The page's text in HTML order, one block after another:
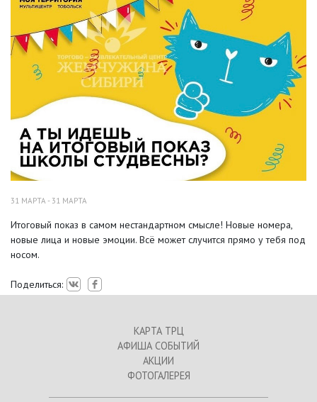
31 МАРТА - 31 МАРТА
Итоговый показ в самом нестандартном смысле! Новые номера,
новые лица и новые эмоции. Всё может случится прямо у тебя под
носом.
Поделиться:
КАРТА ТРЦ
АФИША СОБЫТИЙ
АКЦИИ
ФОТОГАЛЕРЕЯ